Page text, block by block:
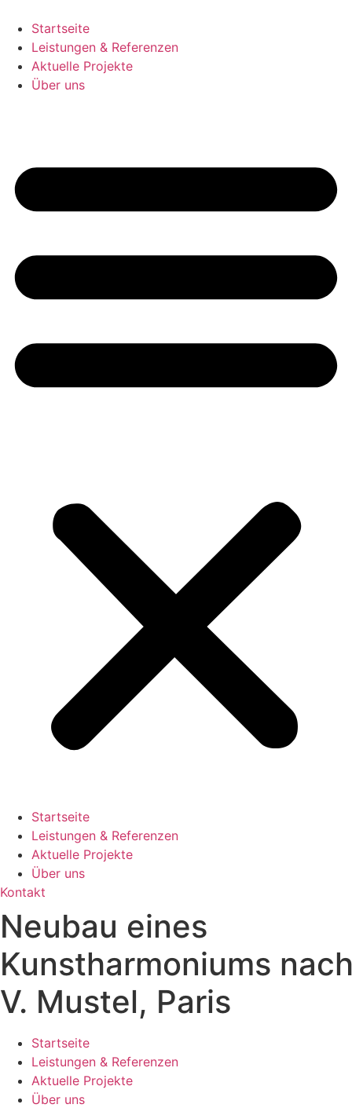
Inhalt
springen
Startseite
Leistungen & Referenzen
Aktuelle Projekte
Über uns
Startseite
Leistungen & Referenzen
Aktuelle Projekte
Über uns
Kontakt
Neubau eines
Kunstharmoniums
V. Mustel, Paris
Startseite
Leistungen & Referenzen
Aktuelle Projekte
Über uns